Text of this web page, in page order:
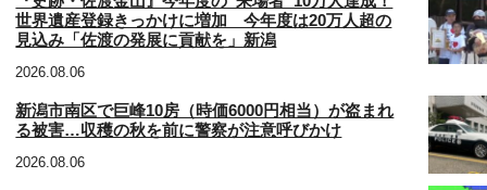
世界遺産登録きっかけに増加 今年度は20万人超の
見込み「佐渡の発展に貢献を」新潟
2026.08.06
新潟市南区で巨峰10房（時価6000円相当）が盗まれ
る被害…収穫の秋を前に警察が注意呼びかけ
2026.08.06